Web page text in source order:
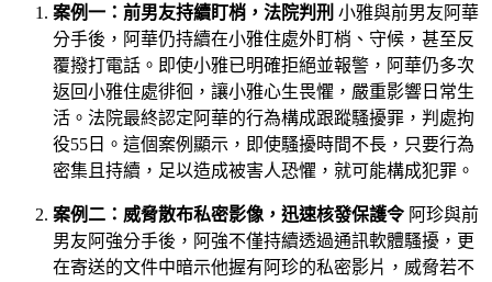
案例一：前男友持續盯梢，法院判刑 小雅與前男友阿華
分手後，阿華仍持續在小雅住處外盯梢、守候，甚至反
覆撥打電話。即使小雅已明確拒絕並報警，阿華仍多次
返回小雅住處徘徊，讓小雅心生畏懼，嚴重影響日常生
活。法院最終認定阿華的行為構成跟蹤騷擾罪，判處拘
役55日。這個案例顯示，即使騷擾時間不長，只要行為
密集且持續，足以造成被害人恐懼，就可能構成犯罪。
案例二：威脅散布私密影像，迅速核發保護令 阿珍與前
男友阿強分手後，阿強不僅持續透過通訊軟體騷擾，更
在寄送的文件中暗示他握有阿珍的私密影片，威脅若不